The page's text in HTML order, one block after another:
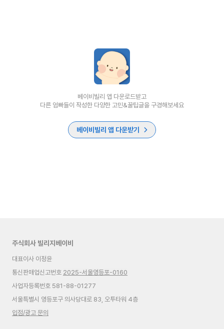
베이비빌리 앱 다운로드받고
다른 엄빠들이 작성한 다양한 고민&꿀팁글을 구경해보세요
베이비빌리 앱 다운받기
주식회사 빌리지베이비
대표이사 이정윤
통신판매업신고번호 2025-서울영등포-0160
사업자등록번호 581-88-01277
서울특별시 영등포구 의사당대로 83, 오투타워 4층
입점/광고 문의